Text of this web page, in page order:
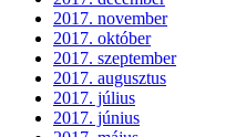
2017. november
2017. október
2017. szeptember
2017. augusztus
2017. július
2017. június